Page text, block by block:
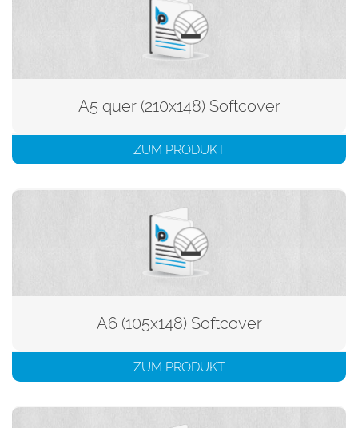
A5 quer (210x148) Softcover
ZUM PRODUKT
A6 (105x148) Softcover
ZUM PRODUKT